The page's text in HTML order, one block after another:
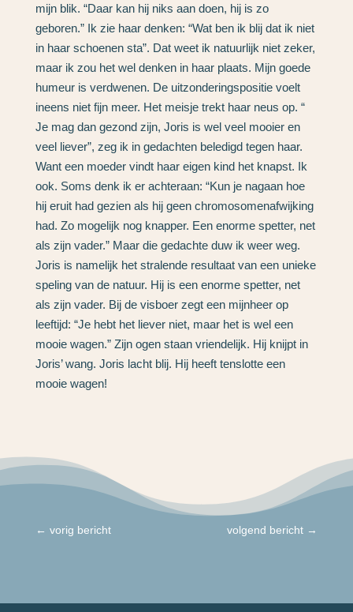
mijn blik. “Daar kan hij niks aan doen, hij is zo
geboren.” Ik zie haar denken: “Wat ben ik blij dat ik niet
in haar schoenen sta”. Dat weet ik natuurlijk niet zeker,
maar ik zou het wel denken in haar plaats. Mijn goede
humeur is verdwenen. De uitzonderingspositie voelt
ineens niet fijn meer. Het meisje trekt haar neus op. “
Je mag dan gezond zijn, Joris is wel veel mooier en
veel liever”, zeg ik in gedachten beledigd tegen haar.
Want een moeder vindt haar eigen kind het knapst. Ik
ook. Soms denk ik er achteraan: “Kun je nagaan hoe
hij eruit had gezien als hij geen chromosomenafwijking
had. Zo mogelijk nog knapper. Een enorme spetter, net
als zijn vader.” Maar die gedachte duw ik weer weg.
Joris is namelijk het stralende resultaat van een unieke
speling van de natuur. Hij is een enorme spetter, net
als zijn vader. Bij de visboer zegt een mijnheer op
leeftijd: “Je hebt het liever niet, maar het is wel een
mooie wagen.” Zijn ogen staan vriendelijk. Hij knijpt in
Joris’ wang. Joris lacht blij. Hij heeft tenslotte een
mooie wagen!
← vorig bericht volgend bericht →